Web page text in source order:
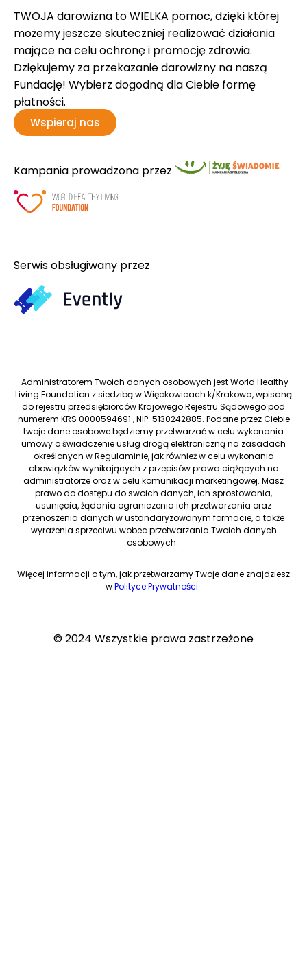
TWOJA darowizna to WIELKA pomoc, dzięki której
możemy jeszcze skuteczniej realizować działania
mające na celu ochronę i promocję zdrowia.
Dziękujemy za przekazanie darowizny na naszą
Fundację! Wybierz dogodną dla Ciebie formę
płatności.
Wspieraj nas
Kampania prowadzona przez
Serwis obsługiwany przez
Administratorem Twoich danych osobowych jest World Healthy
Living Foundation z siedzibą w Więckowicach k/Krakowa, wpisaną
do rejestru przedsiębiorców Krajowego Rejestru Sądowego pod
numerem KRS 0000594691 , NIP: 5130242885. Podane przez Ciebie
twoje dane osobowe będziemy przetwarzać w celu wykonania
umowy o świadczenie usług drogą elektroniczną na zasadach
określonych w Regulaminie, jak również w celu wykonania
obowiązków wynikających z przepisów prawa ciążących na
administratorze oraz w celu komunikacji marketingowej. Masz
prawo do dostępu do swoich danych, ich sprostowania,
usunięcia, żądania ograniczenia ich przetwarzania oraz
przenoszenia danych w ustandaryzowanym formacie, a także
wyrażenia sprzeciwu wobec przetwarzania Twoich danych
osobowych.
Więcej informacji o tym, jak przetwarzamy Twoje dane znajdziesz
wPolityce Prywatności.
© 2024 Wszystkie prawa zastrzeżone